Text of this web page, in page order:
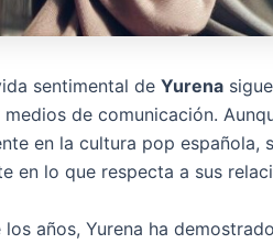
sentimental de Yurena
medios de comunicación.
en la cultura pop española,
en lo que respecta a sus
años, Yurena ha